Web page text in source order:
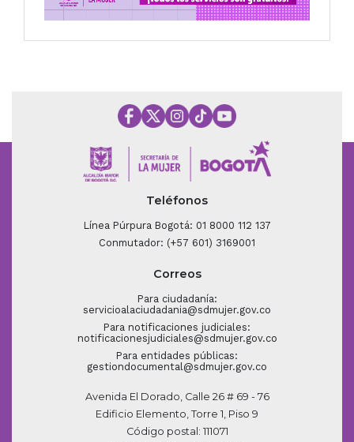
Teléfonos
Línea Púrpura Bogotá: 01 8000 112 137
Conmutador: (+57 601) 3169001
Correos
Para ciudadanía:
servicioalaciudadania@sdmujer.gov.co
Para notificaciones judiciales:
notificacionesjudiciales@sdmujer.gov.co
Para entidades públicas:
gestiondocumental@sdmujer.gov.co
Avenida El Dorado, Calle 26 # 69 - 76
Edificio Elemento, Torre 1, Piso 9
Código postal: 111071